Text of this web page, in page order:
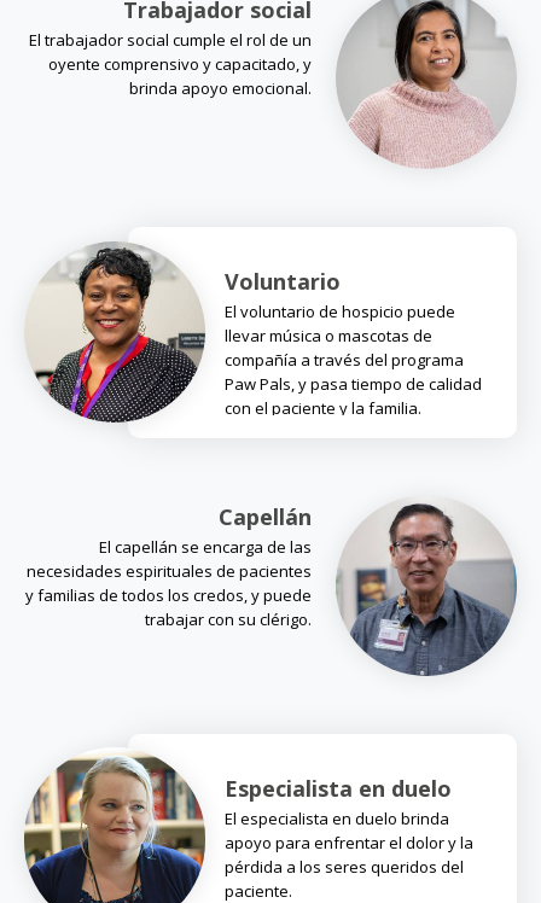
Trabajador social
El trabajador social cumple el rol de un
oyente comprensivo y capacitado, y
brinda apoyo emocional.
Voluntario
El voluntario de hospicio puede
llevar música o mascotas de
compañía a través del programa
Paw Pals, y pasa tiempo de calidad
con el paciente y la familia.
Capellán
El capellán se encarga de las
necesidades espirituales de pacientes
y familias de todos los credos, y puede
trabajar con su clérigo.
Especialista en duelo
El especialista en duelo brinda
apoyo para enfrentar el dolor y la
pérdida a los seres queridos del
paciente.